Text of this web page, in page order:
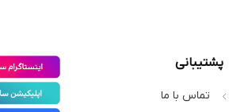
پشتیبانی
تماس با ما